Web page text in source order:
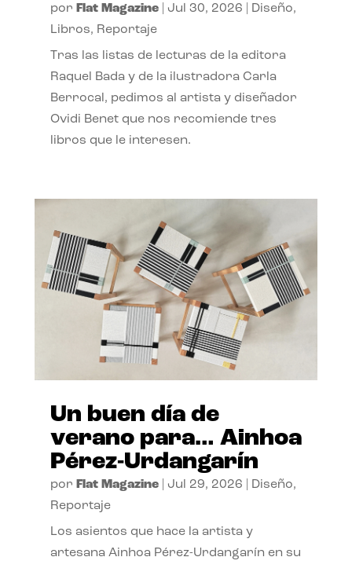
por Flat Magazine| Jul 30, 2026 Diseño,
Libros, Reportaje
Tras las listas de lecturas de la editora
Raquel Bada y de la ilustradora Carla
Berrocal, pedimos al artista y diseñador
Ovidi Benet que nos recomiende tres
libros que le interesen.
Un buen día de
verano para… Ainhoa
Pérez-Urdangarín
por Flat Magazine| Jul 29, 2026 Diseño,
Reportaje
Los asientos que hace la artista y
artesana Ainhoa Pérez-Urdangarín en su